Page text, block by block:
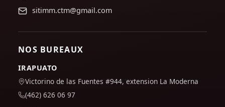
sitimm.ctm@gmail.com
NOS BUREAUX
IRAPUATO
Victorino de las Fuentes #944, extension La Moderna
(462) 626 06 97